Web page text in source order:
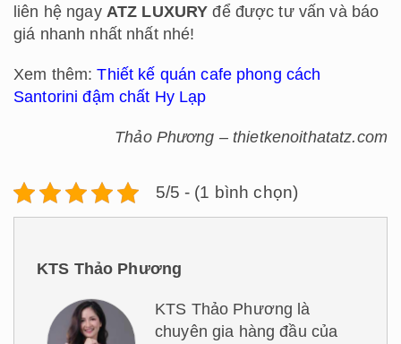
liên hệ ngay ATZ LUXURY để được tư vấn và báo
giá nhanh nhất nhất nhé!
Xem thêm:Thiết kế quán cafe phong cách
Santorini đậm chất Hy Lạp
Thảo Phương – thietkenoithatatz.com
5/5 - (1 bình chọn)
KTS Thảo Phương
KTS Thảo Phương là
chuyên gia hàng đầu của